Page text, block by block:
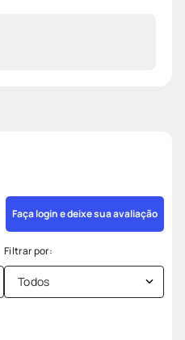
Faça login e deixe sua avaliação
Todos